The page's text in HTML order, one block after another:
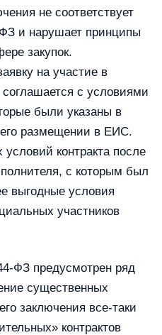
не соответствует
и нарушает принципы
закупок.
на участие в
соглашается с условиями
были указаны в
размещении в ЕИС.
контракта после
с которым был
выгодные условия
участников
ФЗ предусмотрен ряд
существенных
заключения все-таки
контрактов